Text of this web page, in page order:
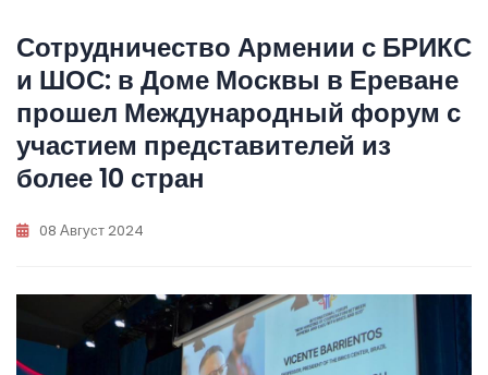
Сотрудничество Армении с БРИКС
и ШОС: в Доме Москвы в Ереване
прошел Международный форум с
участием представителей из
более 10 стран
08 Август 2024